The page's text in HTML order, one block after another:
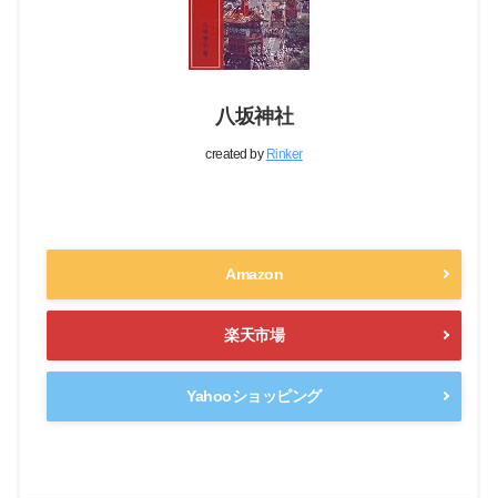
八坂神社
created by Rinker
Amazon
楽天市場
Yahooショッピング